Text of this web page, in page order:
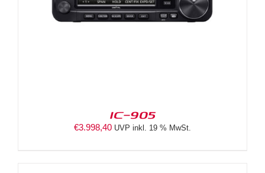
IC-905
€3.998,40 UVP inkl. 19 % MwSt.